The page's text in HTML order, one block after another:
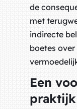
de
met
indirecte
boetes
Een
praktijk